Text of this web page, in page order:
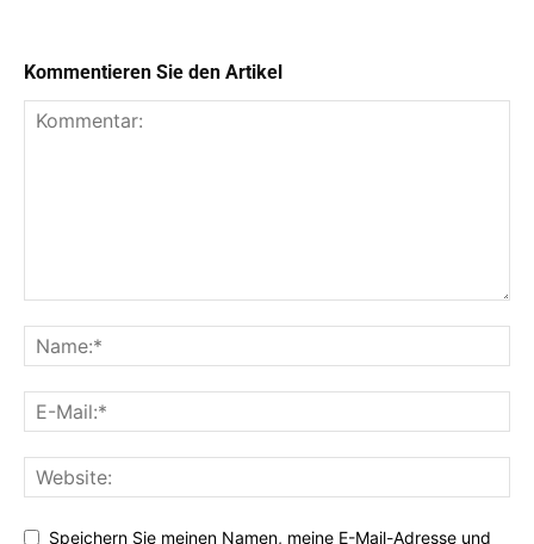
Kommentieren Sie den Artikel
Speichern Sie meinen Namen, meine E-Mail-Adresse und